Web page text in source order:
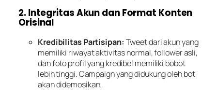
2. Integritas Akun dan Format Konten
Orisinal
Kredibilitas Partisipan: Tweet dari akun yang
memiliki riwayat aktivitas normal, follower asli,
dan foto profil yang kredibel memiliki bobot
lebih tinggi. Campaign yang didukung oleh bot
akan didemosikan.